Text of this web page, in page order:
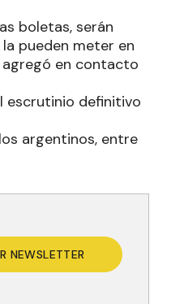
boletas, serán
pueden meter en
agregó en contacto
escrutinio definitivo
argentinos, entre
NEWSLETTER